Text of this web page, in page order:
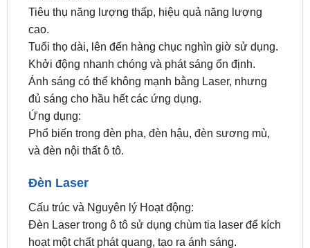
Tuổi thọ dài, lên đến hàng chục nghìn giờ sử dụng.
Khởi động nhanh chóng và phát sáng ổn định.
Ánh sáng có thể không mạnh bằng Laser, nhưng
đủ sáng cho hầu hết các ứng dụng.
Ứng dụng:
Phổ biến trong đèn pha, đèn hậu, đèn sương mù,
và đèn nội thất ô tô.
Đèn Laser
Đèn Laser trong ô tô sử dụng chùm tia laser để kích
hoạt một chất phát quang, tạo ra ánh sáng.
Công nghệ này cần hệ thống làm mát tốt để ngăn
chặn quá nhiệt.